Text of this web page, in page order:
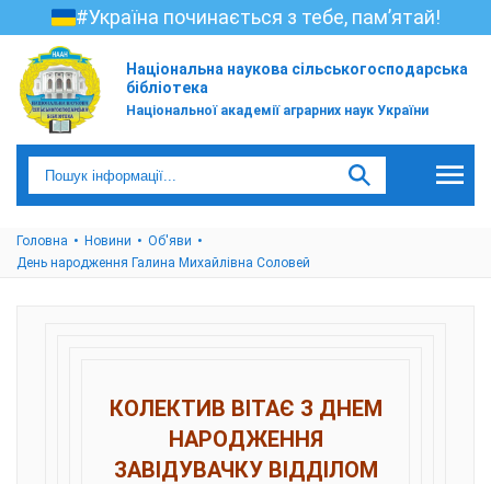
#Україна починається з тебе, пам’ятай!
Національна наукова сільськогосподарська
бібліотека
Національної академії аграрних наук України
Головна Новини
Об'яви
День народження Галина Михайлівна Соловей
КОЛЕКТИВ ВІТАЄ З ДНЕМ
НАРОДЖЕННЯ
ЗАВІДУВАЧКУ ВІДДІЛОМ